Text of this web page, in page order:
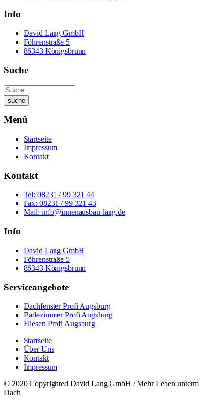
Info
David Lang GmbH
Föhrenstraße 5
86343 Königsbrunn
Suche
Menü
Startseite
Impressum
Kontakt
Kontakt
Tel: 08231 / 99 321 44
Fax: 08231 / 99 321 43
Mail: info@innenausbau-lang.de
Info
David Lang GmbH
Föhrenstraße 5
86343 Königsbrunn
Serviceangebote
Dachfenster Profi Augsburg
Badezimmer Profi Augsburg
Fliesen Profi Augsburg
Startseite
Über Uns
Kontakt
Impressum
© 2020 Copyrighted David Lang GmbH / Mehr Leben unterm
Dach